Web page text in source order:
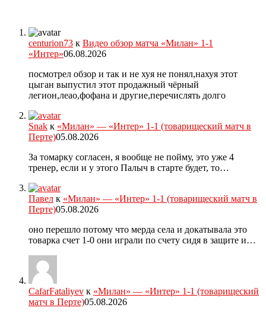
centurion73 к Видео обзор матча «Милан» 1-1
«Интер»06.08.2026
посмотрел обзор и так и не хуя не понял,нахуя этот
цыган выпустил этот продажный чёрный
легион,леао,фофана и другие,перечислять долго
Snak к «Милан» — «Интер» 1-1 (товарищеский матч в
Перте)05.08.2026
За томарку согласен, я вообще не пойму, это уже 4
тренер, если и у этого Палыч в старте будет, то…
Павел к «Милан» — «Интер» 1-1 (товарищеский матч в
Перте)05.08.2026
оно перешло потому что мерда села и докатывала это
товарка счет 1-0 они играли по счету сидя в защите и…
CafarFataliyev к «Милан» — «Интер» 1-1 (товарищеский
матч в Перте)05.08.2026